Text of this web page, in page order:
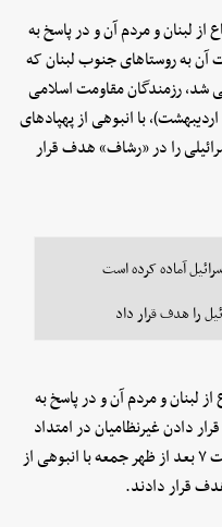
لبنان و مردم آن و در پاسخ به
به روستاهای جنوب لبنان که
رزمندگان مقاومت اسلامی
ساعت ۵ بعد از ظهر جمعه ۱۵ می ۲۰۲۶ (۲۵ اردیبهشت)، با انبوهی از پهپادهای
را در «رشاف» هدف قرار
آماده کرده است
را هدف قرار داد
لبنان و مردم آن و در پاسخ به
دادن غیرنظامیان در امتداد
خط ساحلی، رزمندگان مقاومت اسلامی ساعت ۷ بعد از ظهر جمعه با انبوهی از
قرار دادند.